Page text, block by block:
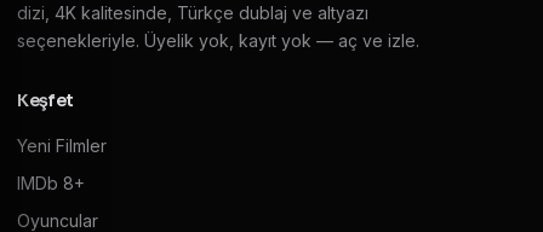
dizi, 4K kalitesinde, Türkçe dublaj ve altyazı
seçenekleriyle. Üyelik yok, kayıt yok — aç ve izle.
Keşfet
Yeni Filmler
IMDb 8+
Oyuncular